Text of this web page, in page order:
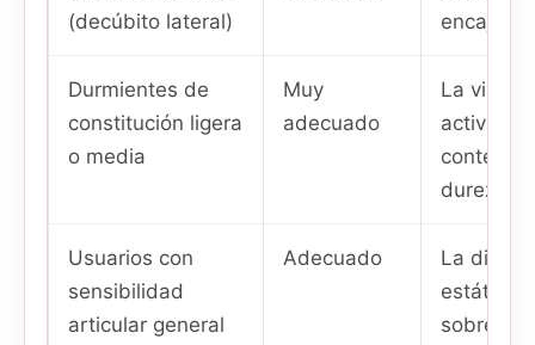
(decúbito lateral)
encaje
Durmientes de
constitución ligera
o media
Muy
adecuado
La
activa
durezas.
Usuarios con
sensibilidad
articular general
Adecuado
La
estáticas